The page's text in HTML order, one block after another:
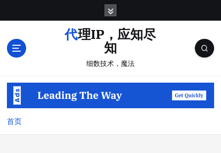
代理IP，应知尽
知
细数技术，魔法
首页